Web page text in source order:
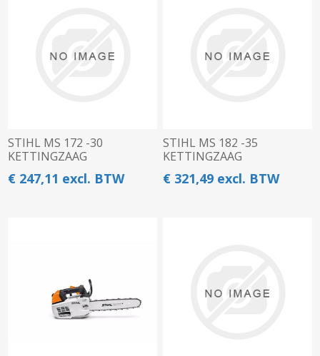
STIHL MS 172 -30
KETTINGZAAG
€ 247,11 excl. BTW
STIHL MS 182 -35
KETTINGZAAG
€ 321,49 excl. BTW